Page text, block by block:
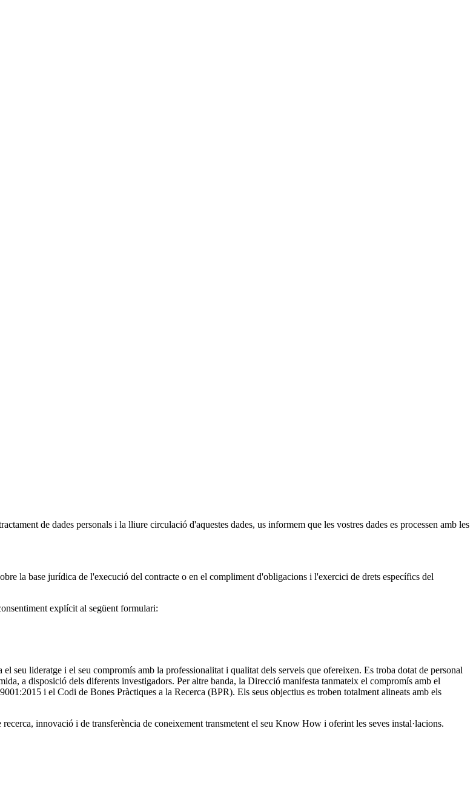
de dades personals i la lliure circulació d'aquestes dades, us informem que les vostres dades es processen amb les
la base jurídica de l'execució del contracte o en el compliment d'obligacions i l'exercici de drets específics del
explícit al següent formulari:
seu lideratge i el seu compromís amb la professionalitat i qualitat dels serveis que ofereixen. Es troba dotat de personal
a disposició dels diferents investigadors. Per altre banda, la Direcció manifesta tanmateix el compromís amb el
i el Codi de Bones Pràctiques a la Recerca (BPR). Els seus objectius es troben totalment alineats amb els
innovació i de transferència de coneixement transmetent el seu Know How i oferint les seves instal·lacions.